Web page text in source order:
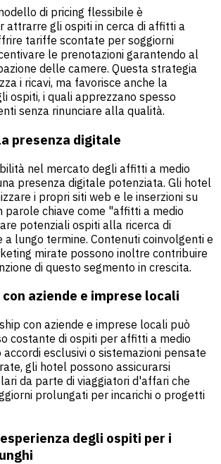
di pricing flessibile è
attrarre gli ospiti in cerca di affitti a
tariffe scontate per soggiorni
le prenotazioni garantendo al
delle camere. Questa strategia
i ricavi, ma favorisce anche la
ospiti, i quali apprezzano spesso
senza rinunciare alla qualità.
presenza digitale
nel mercato degli affitti a medio
presenza digitale potenziata. Gli hotel
i propri siti web e le inserzioni su
parole chiave come "affitti a medio
potenziali ospiti alla ricerca di
a lungo termine. Contenuti coinvolgenti e
mirate possono inoltre contribuire
di questo segmento in crescita.
aziende e imprese locali
con aziende e imprese locali può
costante di ospiti per affitti a medio
esclusivi o sistemazioni pensate
gli hotel possono assicurarsi
da parte di viaggiatori d'affari che
prolungati per incarichi o progetti
degli ospiti per i